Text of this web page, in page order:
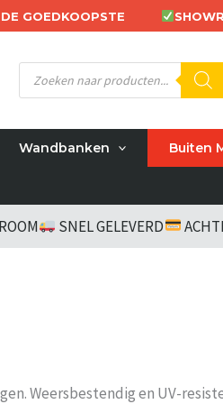
DE GOEDKOOPSTE
Producten
zoeken
Wandbanken Buiten
SNEL GELEVERD
Weersbestendig en UV-